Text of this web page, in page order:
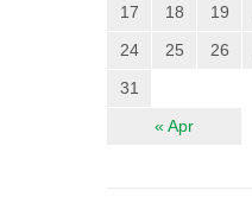
« Apr
17
18 19
24
25 26
31